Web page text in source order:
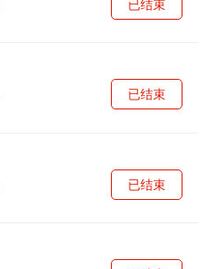
已结束
已结束
已结束